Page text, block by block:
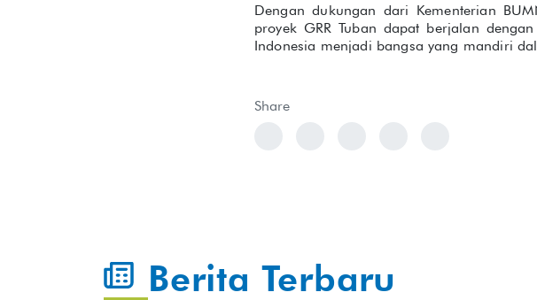
Dengan dukungan dari Kementerian
proyek GRR Tuban dapat berjalan
Indonesia menjadi bangsa yang mandiri
Share
Berita Terbaru